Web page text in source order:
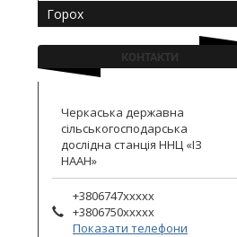
ярого
ячменю,
кукурудзи,
гороху.
Горох
КОНТАКТИ
Черкаська державна
сільськогосподарська
дослідна станція ННЦ «ІЗ
НААН»
+3806747xxxxx
+3806750xxxxx
Показати телефони